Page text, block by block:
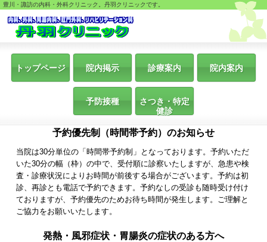
豊川・諏訪の内科・外科クリニック。丹羽クリニックです。
トップページ 院内掲示 診療案内 院内案内
予防接種
さつき・特定
健診
予約優先制（時間帯予約）のお知らせ
当院は30分単位の「時間帯予約制」となっております。予約いただ
いた30分の幅（枠）の中で、受付順に診察いたしますが、急患や検
査・診療状況によりお時間が前後する場合がございます。予約は初
診、再診とも電話で予約できます。予約なしの受診も随時受け付け
ておりますが、予約優先のためお待ち時間が発生します。ご理解と
ご協力をお願いいたします。
発熱・風邪症状・胃腸炎の症状のある方へ